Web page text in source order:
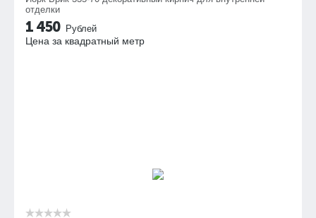
отделки
1 450 Рублей
Цена за квадратный метр